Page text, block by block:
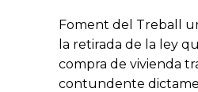
Foment del Treball
la retirada de la ley
compra de vivienda
contundente